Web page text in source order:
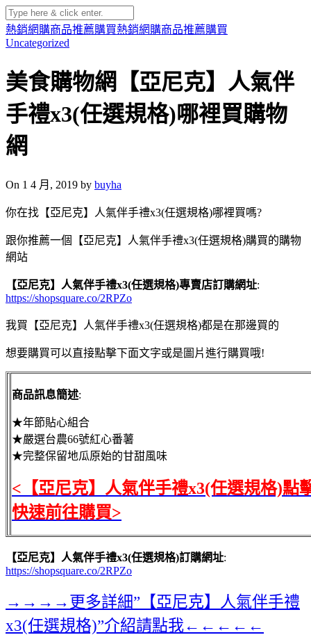
熱銷網購商品推薦購買熱銷網購商品推薦購買
Uncategorized
美食購物網【亞尼克】人氣伴
手禮x3(任選規格)哪裡買購物
網
On 1 4 月, 2019 by buyha
你在找【亞尼克】人氣伴手禮x3(任選規格)哪裡買嗎?
跟你推薦一個【亞尼克】人氣伴手禮x3(任選規格)購買的購物
網站
【亞尼克】人氣伴手禮x3(任選規格)專賣店訂購網址:
https://shopsquare.co/2RPZo
我買【亞尼克】人氣伴手禮x3(任選規格)都是在那邊買的
想要購買可以直接點擊下面文字或是圖片進行購買哦!
商品訊息簡述:
★年節貼心組合
★嚴選台農66號紅心番薯
★完整保留地瓜原始的甘甜風味
<【亞尼克】人氣伴手禮x3(任選規格)點
快速前往購買>
【亞尼克】人氣伴手禮x3(任選規格)訂購網址:
https://shopsquare.co/2RPZo
→→→→更多詳細”【亞尼克】人氣伴手禮
x3(任選規格)”介紹請點我←←←←←